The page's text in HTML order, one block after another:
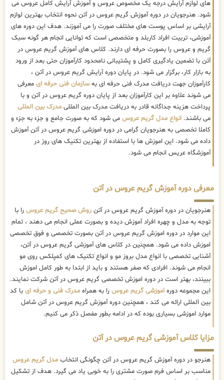
های لوازم آرایش درجه یک مخصوص عروس و آموزش آرایش کامل عروس می
شود. هنرجویان در دوره آموزش گریم عروس در آتن نحوه انتخاب بهترین لوازم
آرایشی بر اساس پوست های مختلف صورت را می آموزند. هدف این دوره های
آموزشی، تربیت افراد کاربلد و متخصصی است که توانایی انجام هر گونه سبک
گریم و عروس را بصورت حرفه ای دارند. کلاس های آموزش گریم عروس در
آتن با تضمین یادگیری کامل و پشتیبانی نامحدود کارآموزان حتی بعد از ورود
به بازار کار، برگزار می شود. در پایان دوره آرایش گریم عروس در آتن ،
کارآموزان جهت دریافت مدرک فنی حرفه ای بهسازمان فنی حرفه ای معرفی
می شوند علاوه بر این کارآموزان بعد از پایان دوره گریم عروس در آتن و با
پرداخت هزینه جداگانه قادر به دریافت مدرک بین المللی مدرک بین المللی
می باشند. انواع مدل گریم عروس می شود که به صورت جامع و جزء به جزء و
کاملا تخصصی به هنرجویان گرامی در دوره اموزشی گریم عروس در آتن آموزش
داده می شود. این اموزش ها با استفاده از بهترین تکنیک های روز در
آموزشگاه عریس انجام می شود.
معرفی دوره آموزش گریم عروس در آتن
هنرجویان در دوره آموزش گریم عروس در آتن روش صحیح گریم عروس را با
توجه به مدل و چهره افراد آموزش دیده و بصورت عملی انجام می دهند ، تمام
این موارد در دوره اموزش گریم عروس در آتن بصورت تخصصی و فوق تخصصی
اموزش داده می شود. همچنین در کلاس های آموزشی گریم عروس در آتن،
آشنایی تخصصی با انواع مدل بروز مو و انواع تکنیک های کمپلکس روی مو
انجام می شوند. افرادی که صفر هستند و باید از ابتدا به طور کامل اموزش
ببینند، بهتر است در دوره اموزش تخصصی گریم عروس در آتن شرکت نمایند.
این مجموعه دوره اموزشی گریم عروس را به همراه مدرک فنی و حرفه ای با کد
بین المللی ارائه می کند ، همچنین دوره آموزش گریم عروس در آتن شامل
موارد اموزشی بسیاری بوده که در ادامه بطور مفصل ذکر می کنیم.
مزایا کلاس آموزشی گریم عروس در آتن
هنرجو در دوره آموزش گریم عروس در آتن چگونگی انتخاب مدل گریم عروس
مناسب بر اساس فرم صورت مشتری را به خوبی یاد می گیرد. هدف از تشکیل